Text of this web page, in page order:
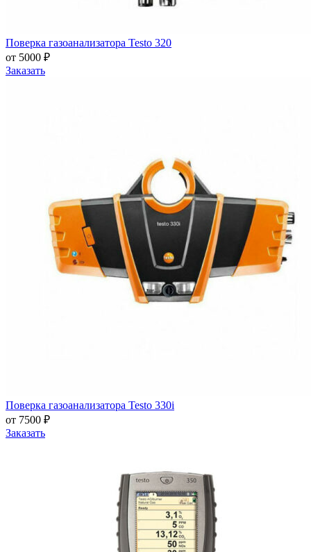
Поверка газоанализатора Testo 320
от 5000 ₽
Заказать
Поверка газоанализатора Testo 330i
от 7500 ₽
Заказать